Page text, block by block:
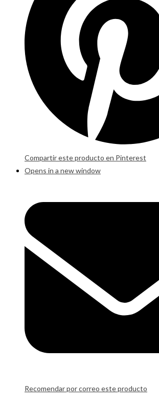
Compartir este producto en Pinterest
Opens in a new window
Recomendar por correo este producto